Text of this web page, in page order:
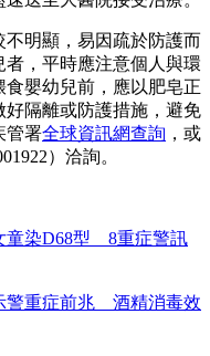
不明顯，易因疏於防護而
，平時應注意個人與環
嬰幼兒前，應以肥皂正
隔離或防護措施，避免
管署全球資訊網查詢 ，或
）洽詢。
童染D68型 8重症警訊
警重症前兆 酒精消毒效